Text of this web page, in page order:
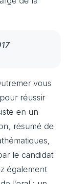
vous
réussir
en un
résumé de
le candidat
également